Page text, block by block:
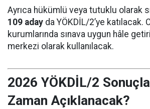
Ayrıca hükümlü veya tutuklu olarak
109 aday da YÖKDİL/2’ye katılacak.
kurumlarında sınava uygun hâle
merkezi olarak kullanılacak.
2026 YÖKDİL/2
Zaman Açıklanacak?